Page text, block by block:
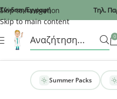
Recaptcha
Skip to navigation
Skip to main content
Σύνδεση/Εγγραφή Τηλ.
0
Summer Packs